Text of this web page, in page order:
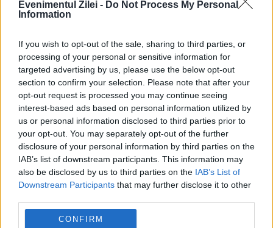
Evenimentul Zilei - Do Not Process My Personal
Information
If you wish to opt-out of the sale, sharing to third parties, or
processing of your personal or sensitive information for
targeted advertising by us, please use the below opt-out
section to confirm your selection. Please note that after your
opt-out request is processed you may continue seeing
interest-based ads based on personal information utilized by
us or personal information disclosed to third parties prior to
your opt-out. You may separately opt-out of the further
disclosure of your personal information by third parties on the
IAB’s list of downstream participants. This information may
also be disclosed by us to third parties on the IAB’s List of
Downstream Participants that may further disclose it to other
CONFIRM
Pasiune înainte de toate. Durere, timp,
bani... Răzvan Iulian Roșu:„Viața este o
luptă!” / GALERIE FOTO
27 NOIEMBRIE 2015
Unul dintre sportivii din România ai Artelor
Marțiale în stilul Kyokushinkai, Răzvan Iulian
campion European la kumite după ce tatăl